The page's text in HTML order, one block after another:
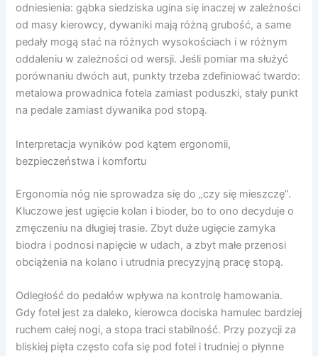
odniesienia: gąbka siedziska ugina się inaczej w zależności
od masy kierowcy, dywaniki mają różną grubość, a same
pedały mogą stać na różnych wysokościach i w różnym
oddaleniu w zależności od wersji. Jeśli pomiar ma służyć
porównaniu dwóch aut, punkty trzeba zdefiniować twardo:
metalowa prowadnica fotela zamiast poduszki, stały punkt
na pedale zamiast dywanika pod stopą.
Interpretacja wyników pod kątem ergonomii,
bezpieczeństwa i komfortu
Ergonomia nóg nie sprowadza się do „czy się mieszczę”.
Kluczowe jest ugięcie kolan i bioder, bo to ono decyduje o
zmęczeniu na długiej trasie. Zbyt duże ugięcie zamyka
biodra i podnosi napięcie w udach, a zbyt małe przenosi
obciążenia na kolano i utrudnia precyzyjną pracę stopą.
Odległość do pedałów wpływa na kontrolę hamowania.
Gdy fotel jest za daleko, kierowca dociska hamulec bardziej
ruchem całej nogi, a stopa traci stabilność. Przy pozycji za
bliskiej pięta często cofa się pod fotel i trudniej o płynne